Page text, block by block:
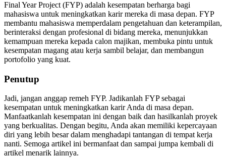
Final Year Project (FYP) adalah kesempatan berharga bagi
mahasiswa untuk meningkatkan karir mereka di masa depan. FYP
membantu mahasiswa memperdalam pengetahuan dan keterampilan,
berinteraksi dengan profesional di bidang mereka, menunjukkan
kemampuan mereka kepada calon majikan, membuka pintu untuk
kesempatan magang atau kerja sambil belajar, dan membangun
portofolio yang kuat.
Penutup
Jadi, jangan anggap remeh FYP. Jadikanlah FYP sebagai
kesempatan untuk meningkatkan karir Anda di masa depan.
Manfaatkanlah kesempatan ini dengan baik dan hasilkanlah proyek
yang berkualitas. Dengan begitu, Anda akan memiliki kepercayaan
diri yang lebih besar dalam menghadapi tantangan di tempat kerja
nanti. Semoga artikel ini bermanfaat dan sampai jumpa kembali di
artikel menarik lainnya.